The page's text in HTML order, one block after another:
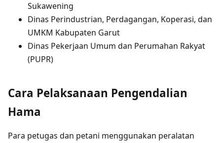
Sukawening
Dinas Perindustrian, Perdagangan, Koperasi, dan
UMKM Kabupaten Garut
Dinas Pekerjaan Umum dan Perumahan Rakyat
(PUPR)
Cara Pelaksanaan Pengendalian
Hama
Para petugas dan petani menggunakan peralatan